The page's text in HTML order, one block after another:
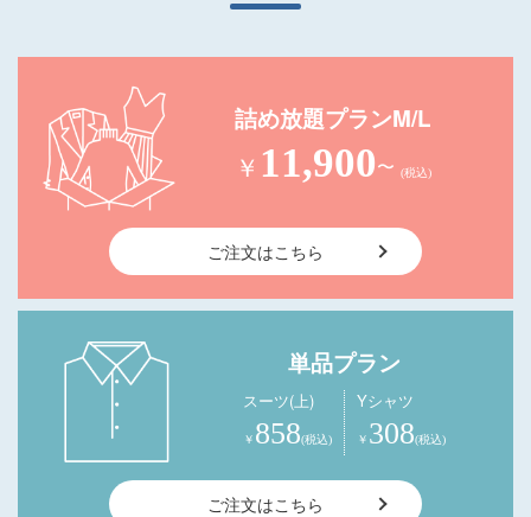
詰め放題プランM/L
￥ 11,900〜 (税込)
ご注文はこちら
単品プラン
スーツ(上)
￥ 858(税込)
Yシャツ
￥ 308(税込)
ご注文はこちら